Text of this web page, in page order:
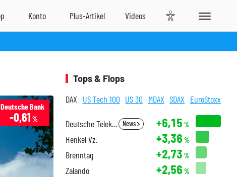
Deutsche Bank
-0,61 %
Tops & Flops
DAX US Tech 100 US 30 MDAX SDAX EuroStoxx
Deutsche Telekom News +6,15 %
Henkel Vz. +3,36 %
Brenntag +2,73 %
Zalando +2,56 %